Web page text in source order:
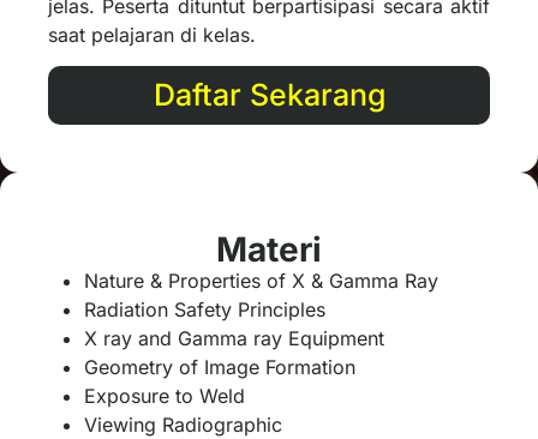
jelas. Peserta dituntut berpartisipasi secara aktif
saat pelajaran di kelas.
Daftar Sekarang
Materi
Nature & Properties of X & Gamma Ray
Radiation Safety Principles
X ray and Gamma ray Equipment
Geometry of Image Formation
Exposure to Weld
Viewing Radiographic